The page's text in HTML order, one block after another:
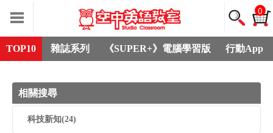
0
TOP10 雜誌系列 《SUPER+》電腦學習版 行動App
相關搜尋
科技新知(24)